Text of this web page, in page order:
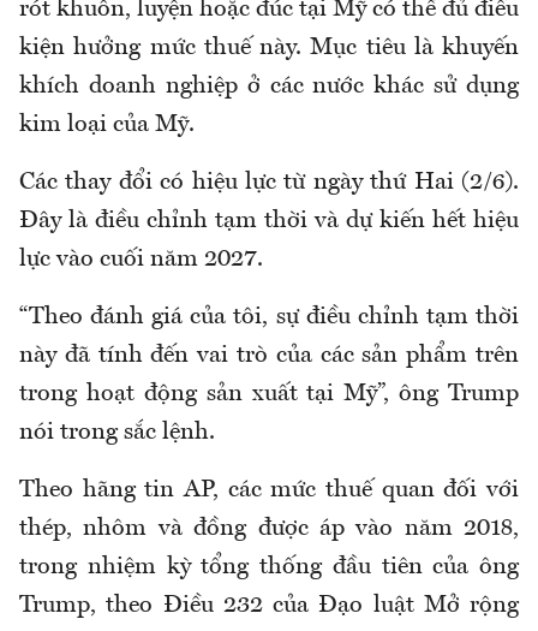
rót khuôn, luyện hoặc đúc tại Mỹ có thể đủ điều
kiện hưởng mức thuế này. Mục tiêu là khuyến
khích doanh nghiệp ở các nước khác sử dụng
kim loại của Mỹ.
Các thay đổi có hiệu lực từ ngày thứ Hai (2/6).
Đây là điều chỉnh tạm thời và dự kiến hết hiệu
lực vào cuối năm 2027.
“Theo đánh giá của tôi, sự điều chỉnh tạm thời
này đã tính đến vai trò của các sản phẩm trên
trong hoạt động sản xuất tại Mỹ”, ông Trump
nói trong sắc lệnh.
Theo hãng tin AP, các mức thuế quan đối với
thép, nhôm và đồng được áp vào năm 2018,
trong nhiệm kỳ tổng thống đầu tiên của ông
Trump, theo Điều 232 của Đạo luật Mở rộng